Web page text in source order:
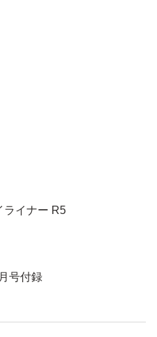
ライナー R5
号付録